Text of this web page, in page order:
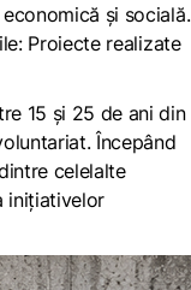
și socială.
Proiecte realizate
15 și 25 de ani din
Începând
celelalte
inițiativelor